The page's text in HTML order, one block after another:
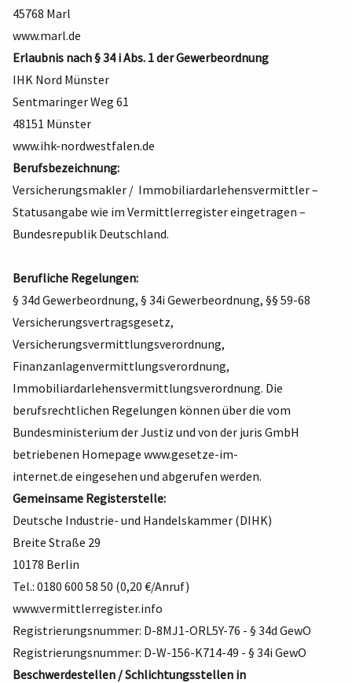
45768 Marl
www.marl.de
Erlaubnis nach § 34 i Abs. 1 der Gewerbeordnung
IHK Nord Münster
Sentmaringer Weg 61
48151 Münster
www.ihk-nordwestfalen.de
Berufsbezeichnung:
Versicherungsmakler / Immobiliardarlehensvermittler –
Statusangabe wie im Vermittlerregister eingetragen –
Bundesrepublik Deutschland.
Berufliche Regelungen:
§ 34d Gewerbeordnung, § 34i Gewerbeordnung, §§ 59-68
Versicherungsvertragsgesetz,
Versicherungsvermittlungsverordnung,
Finanzanlagenvermittlungsverordnung,
Immobiliardarlehensvermittlungsverordnung. Die
berufsrechtlichen Regelungen können über die vom
Bundesministerium der Justiz und von der juris GmbH
betriebenen Homepage www.gesetze-im-
internet.de eingesehen und abgerufen werden.
Gemeinsame Registerstelle:
Deutsche Industrie- und Handelskammer (DIHK)
Breite Straße 29
10178 Berlin
Tel.: 0180 600 58 50 (0,20 €/Anruf)
www.vermittlerregister.info
Registrierungsnummer: D-8MJ1-ORL5Y-76 - § 34d GewO
Registrierungsnummer: D-W-156-K714-49 - § 34i GewO
Beschwerdestellen / Schlichtungsstellen in